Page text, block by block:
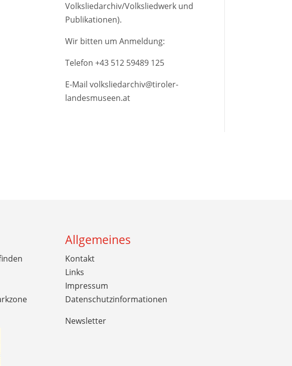
Volksliedarchiv/Volksliedwerk und
Publikationen).
Wir bitten um Anmeldung:
Telefon +43 512 59489 125
E-Mail volksliedarchiv@tiroler-
landesmuseen.at
Allgemeines
Kontakt
Links
Impressum
Datenschutzinformationen
Newsletter